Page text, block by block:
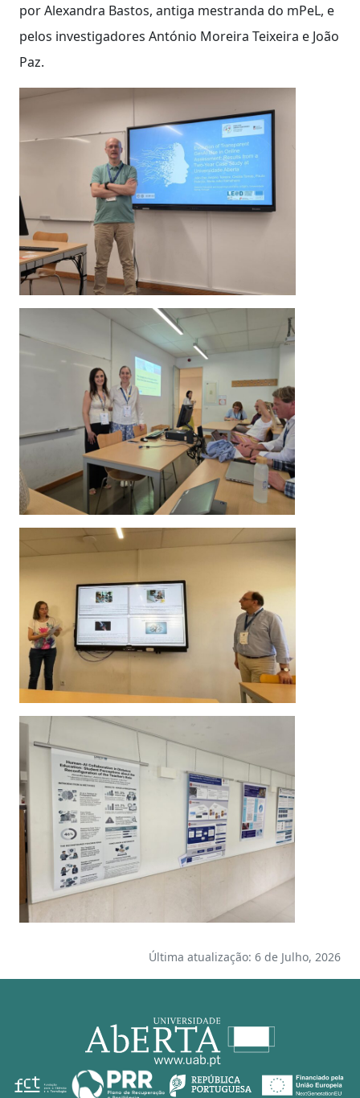
por Alexandra Bastos, antiga mestranda do mPeL, e
pelos investigadores António Moreira Teixeira e João
Paz.
Última atualização: 6 de Julho, 2026